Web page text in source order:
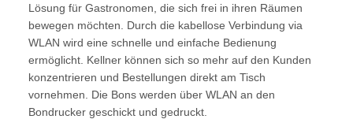
Lösung für Gastronomen, die sich frei in ihren Räumen
bewegen möchten. Durch die kabellose Verbindung via
WLAN wird eine schnelle und einfache Bedienung
ermöglicht. Kellner können sich so mehr auf den Kunden
konzentrieren und Bestellungen direkt am Tisch
vornehmen. Die Bons werden über WLAN an den
Bondrucker geschickt und gedruckt.